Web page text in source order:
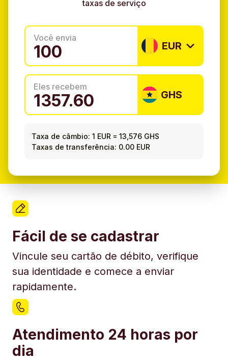
taxas de serviço
Você envia
EUR
Eles recebem
GHS
Taxa de câmbio: 1 EUR =13,576 GHS
Taxas de transferência: 0.00 EUR
Fácil de se cadastrar
Vincule seu cartão de débito, verifique
sua identidade e comece a enviar
rapidamente.
Atendimento 24 horas por
dia